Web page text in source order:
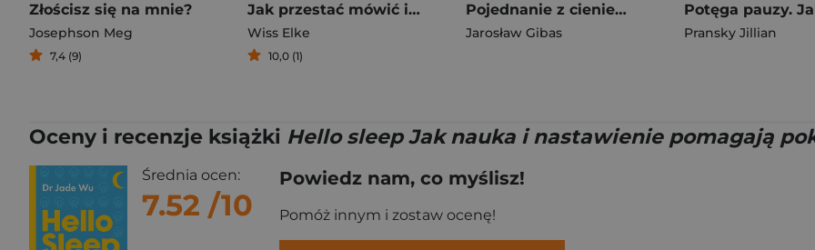
Złościsz się na mnie?
Josephson Meg
7,4 (9)
Jak przestać mówić i zacząć rozmawiać. Sokrates w praktyce
Wiss Elke
10,0 (1)
Pojednanie z cieniem. Jak zaakceptować i przejąć kontrolę nad mroczną stroną naszej osobowości, którą skrywamy przed światem i samym sobą
Jarosław Gibas Pransky Jillian
Oceny i recenzje książki Hello sleep Jak nauka i nastawienie pomagają
Średnia ocen:
7.52 /10
Powiedz nam, co myślisz!
Pomóż innym i zostaw ocenę!